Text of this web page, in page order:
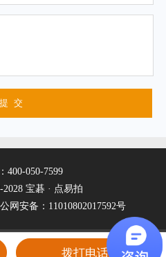
400-050-7599
宝碁 · 点易拍
网安备：11010802017592号
拨打电话